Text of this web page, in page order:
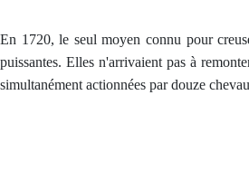
En 1720, le seul moyen connu pour
puissantes. Elles n'arrivaient pas à
simultanément actionnées par douze